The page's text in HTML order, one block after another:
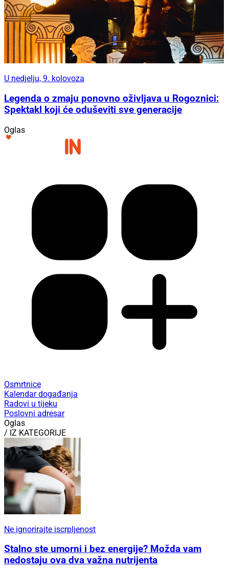
U nedjelju, 9. kolovoza
Legenda o zmaju ponovno oživljava u Rogoznici:
Spektakl koji će oduševiti sve generacije
Oglas
Osmrtnice
Kalendar događanja
Radovi u tijeku
Poslovni adresar
Oglas
/ IZ KATEGORIJE
Ne ignorirajte iscrpljenost
Stalno ste umorni i bez energije? Možda vam
nedostaju ova dva važna nutrijenta